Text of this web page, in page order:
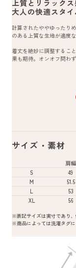
上質とリラック
大人の快適スタイ
計算されたややゆったり
のある上質な生地が適度
着丈を絶妙に調整するこ
果も期待。オンオフ問わ
サイズ・素材
肩幅
S
49
M
51.5
L
53
XL
56
※表記サイズは実寸であり、
※商品によっては洗濯タグに